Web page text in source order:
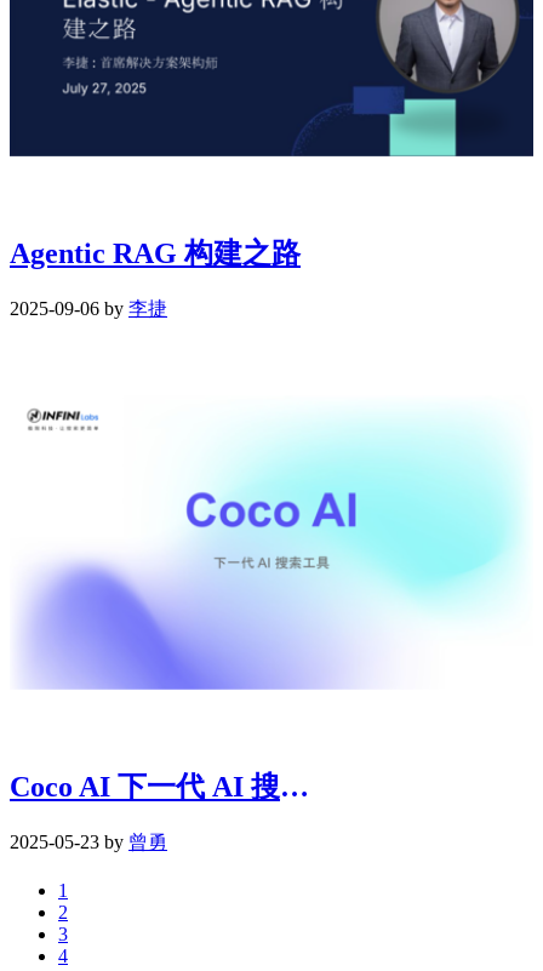
Agentic RAG 构建之路
2025-09-06 by 李捷
Coco AI 下一代 AI 搜索工具 | 0523
2025-05-23 by 曾勇
1
2
3
4